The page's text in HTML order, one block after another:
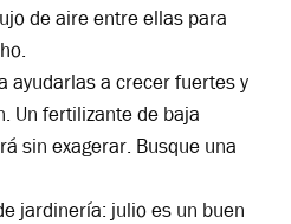
de aire entre ellas para
ayudarlas a crecer fuertes y
Un fertilizante de baja
sin exagerar. Busque una
jardinería: julio es un buen